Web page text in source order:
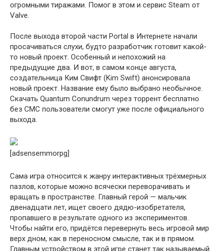
огромными тиражами. Помог в этом и сервис Steam от
Valve.
После выхода второй части Portal в Интернете начали
просачиваться слухи, будто разработчик готовит какой-
то новый проект. Особенный и непохожий на
предыдущие два. И вот, в самом конце августа,
создательница Ким Свифт (Kim Swift) анонсировала
новый проект. Название ему было выбрано необычное.
Скачать Quantum Conundrum через торрент бесплатно
без СМС пользователи смогут уже после официального
выхода.
[adsensemmorpg]
Сама игра относится к жанру интерактивных трёхмерных
пазлов, которые можно всячески переворачивать и
вращать в пространстве. Главный герой — мальчик
двенадцати лет, ищет своего дядю-изобретателя,
пропавшего в результате одного из экспериментов.
Чтобы найти его, придётся перевернуть весь игровой мир
верх дном, как в переносном смысле, так и в прямом.
Главным устройством в этой игре станет так называемый